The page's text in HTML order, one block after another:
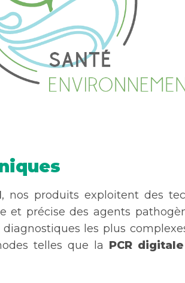
, nos produits exploitent des
et précise des agents
les plus
telles que la PCR digitale